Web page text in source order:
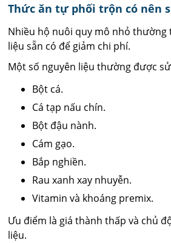
Thức ăn tự phối trộn có nên
Nhiều hộ nuôi quy mô nhỏ thường
liệu sẵn có để giảm chi phí.
Một số nguyên liệu thường được
Bột cá.
Cá tạp nấu chín.
Bột đậu nành.
Cám gạo.
Bắp nghiền.
Rau xanh xay nhuyễn.
Vitamin và khoáng premix.
Ưu điểm là giá thành thấp và chủ
liệu.